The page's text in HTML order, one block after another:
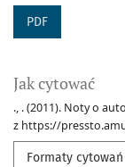
PDF
Jak cytować
., . (2011). Noty o
z https://
Formaty cytowań